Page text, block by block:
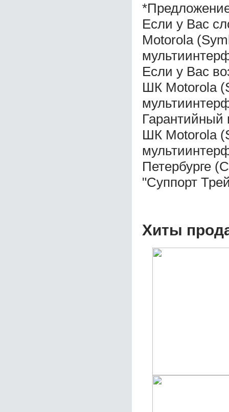
Если у Вас
Motorola
Если у Вас
ШК Motorola
Гарантийный
ШК Motorola
Петербурге
"Суппорт
Хиты